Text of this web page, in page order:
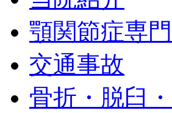
顎関節症専
交通事故
骨折・脱臼